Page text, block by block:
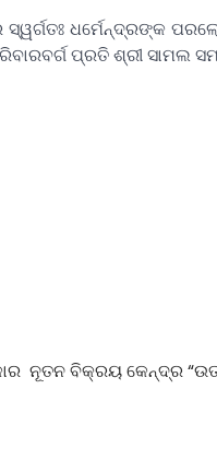
ଧର୍ମେନ୍ଦ୍ରଙ୍କ
ପ୍ରତି ଶ୍ରୀ ସାମଲ
ନୂତନ ବିକ୍ରୟ କେନ୍ଦ୍ର